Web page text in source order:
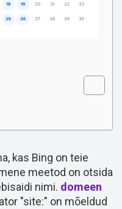
kas Bing on teie
meetod on otsida
nimi. domeen
"site:" on mõeldud